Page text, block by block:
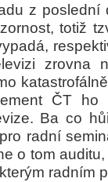
z poslední
totiž
zrovna
ČT ho
Ba co
radní
o tom
radním